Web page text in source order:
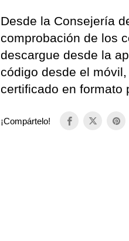
Desde la Consejería
comprobación de los
descargue desde la
código desde el
certificado en formato
¡Compártelo!